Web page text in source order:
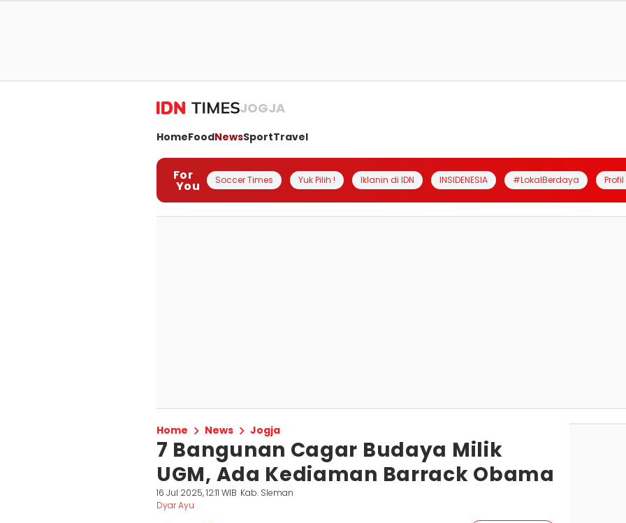
JOGJA
HomeFoodNewsSportTravel
For
You Soccer Times Yuk Pilih ! Iklanin di IDN INSIDENESIA #LokalBerdaya
Home News Jogja
7 Bangunan Cagar Budaya Milik
UGM, Ada Kediaman Barrack Obama
16 Jul 2025, 12:11 WIB Kab. Sleman
Dyar Ayu